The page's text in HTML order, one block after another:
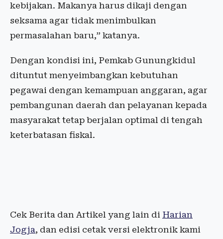
kebijakan. Makanya harus dikaji dengan
seksama agar tidak menimbulkan
permasalahan baru,” katanya.
Dengan kondisi ini, Pemkab Gunungkidul
dituntut menyeimbangkan kebutuhan
pegawai dengan kemampuan anggaran, agar
pembangunan daerah dan pelayanan kepada
masyarakat tetap berjalan optimal di tengah
keterbatasan fiskal.
Cek Berita dan Artikel yang lain di Harian
Jogja, dan edisi cetak versi elektronik kami